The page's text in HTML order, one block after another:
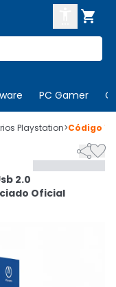

PC Gamer
Playstation>Código

2.0
Oficial